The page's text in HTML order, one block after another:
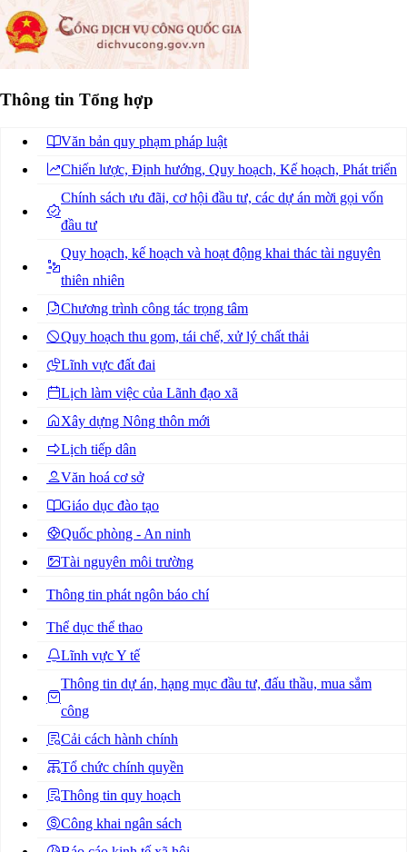
Thông tin Tổng hợp
Văn bản quy phạm pháp luật
Chiến lược, Định hướng, Quy hoạch, Kế hoạch, Phát triển
Chính sách ưu đãi, cơ hội đầu tư, các dự án mời gọi vốn
đầu tư
Quy hoạch, kế hoạch và hoạt động khai thác tài nguyên
thiên nhiên
Chương trình công tác trọng tâm
Quy hoạch thu gom, tái chế, xử lý chất thải
Lĩnh vực đất đai
Lịch làm việc của Lãnh đạo xã
Xây dựng Nông thôn mới
Lịch tiếp dân
Văn hoá cơ sở
Giáo dục đào tạo
Quốc phòng - An ninh
Tài nguyên môi trường
Thông tin phát ngôn báo chí
Thể dục thể thao
Lĩnh vực Y tế
Thông tin dự án, hạng mục đầu tư, đấu thầu, mua sắm
công
Cải cách hành chính
Tổ chức chính quyền
Thông tin quy hoạch
Công khai ngân sách